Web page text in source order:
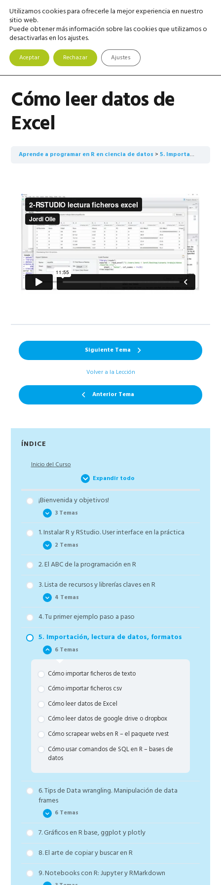
Saltar
navegación
principal
Saltar
contenido
principal
Saltar
barra
lateral
principal
MENU
Cómo leer datos de
Excel
Aprende a programar en R en ciencia de datos 5. Importación, lectura de datos, formatos
Anterior Tema
Volver a la Lección
Siguiente Tema
Barra
lateral
ÍNDICE
Inicio del Curso
Expandir todo
¡Bienvenida y objetivos!
3 Temas
Cómo aprovechar el curso R al máximo
Terminar el curso el doble de rápido. Truco de
Productividad
Descarga los códigos de R del curso y crea tu
propio repositorio
1. Instalar R y RStudio. User interface en la práctica
2 Temas
Cómo instalar R y RStudio y gestionar las versiones
Cómo usar la user interface de RStudio y tu primer
código de R
2. El ABC de la programación en R
3. Lista de recursos y librerías claves en R
4 Temas
Cómo manipular data frames con códigos base y
dplyr – ¡SÚPER IMPORTANTE!
Cómo crear gráficos base, con ggplot2 y plotly –
¡Empezamos a pintar!
Cómo funcionan los test estadísticos y modelos
estadísticos en R – lo básico de técnicas
inferenciales
Cómo usar el paquete Caret para problemas de
de los modelos estadísticos
4. Tu primer ejemplo paso a paso
5. Importación, lectura de datos, formatos
6 Temas
Cómo importar ficheros de texto
Cómo importar ficheros csv
Cómo leer datos de Excel
Cómo leer datos de google drive o dropbox
Cómo scrapear webs en R – el paquete rvest
Cómo usar comandos de SQL en R – bases de
datos
6. Tips de Data wrangling. Manipulación de data
frames
6 Temas
¿Qué tengo que hacer cuando empiezo un
proyecto? – Tipos de variables, NA’s y EDA inicial
¿Cómo limpiar el data frame? Tips prácticos y
ejemplos
7. Gráficos en R base, ggplot y plotly
8. El arte de copiar y buscar en R
9. Notebooks con R: Jupyter y RMarkdown
Utilizamos cookies para ofrecerle la mejor experiencia en nuestro
sitio web.
Puede obtener más información sobre las cookies que utilizamos o
desactivarlas en los ajustes.
Aceptar Rechazar Ajustes